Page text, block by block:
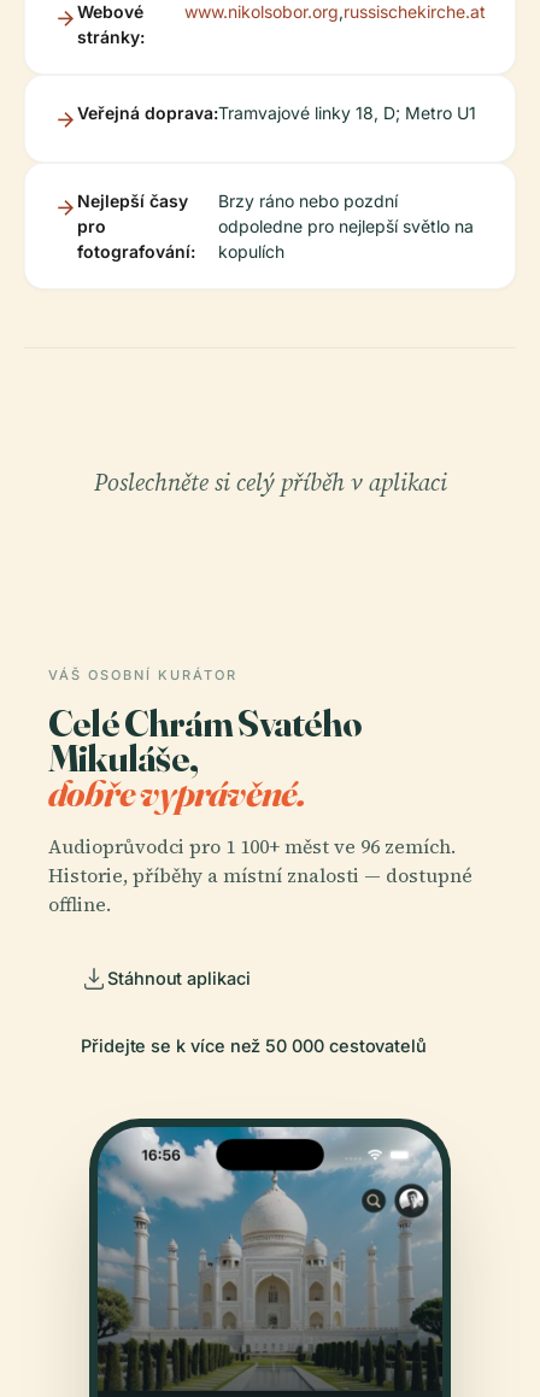
Webové
stránky:
www.nikolsobor.org,russischekirche.at
Veřejná doprava:Tramvajové linky 18, D; Metro U1
Nejlepší časy
pro
fotografování:
Brzy ráno nebo pozdní
odpoledne pro nejlepší světlo na
kopulích
Poslechněte si celý příběh v aplikaci
VÁŠ OSOBNÍ KURÁTOR
Celé Chrám Svatého
Mikuláše,
dobře vyprávěné.
Audioprůvodci pro 1 100+ měst ve 96 zemích.
Historie, příběhy a místní znalosti — dostupné
offline.
Stáhnout aplikaci
Přidejte se k více než 50 000 cestovatelů